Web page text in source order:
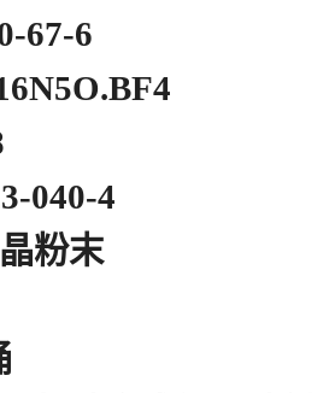
67-6
040-4
粉末